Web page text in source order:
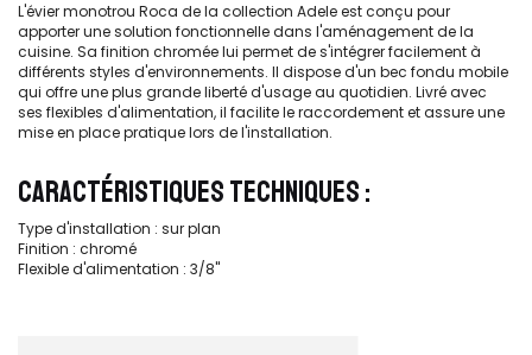
L'évier monotrou Roca de la collection Adele est conçu pour
apporter une solution fonctionnelle dans l'aménagement de la
cuisine. Sa finition chromée lui permet de s'intégrer facilement à
différents styles d'environnements. Il dispose d'un bec fondu mobile
qui offre une plus grande liberté d'usage au quotidien. Livré avec
ses flexibles d'alimentation, il facilite le raccordement et assure une
mise en place pratique lors de l'installation.
CARACTÉRISTIQUES TECHNIQUES :
Type d'installation : sur plan
Finition : chromé
Flexible d'alimentation : 3/8''